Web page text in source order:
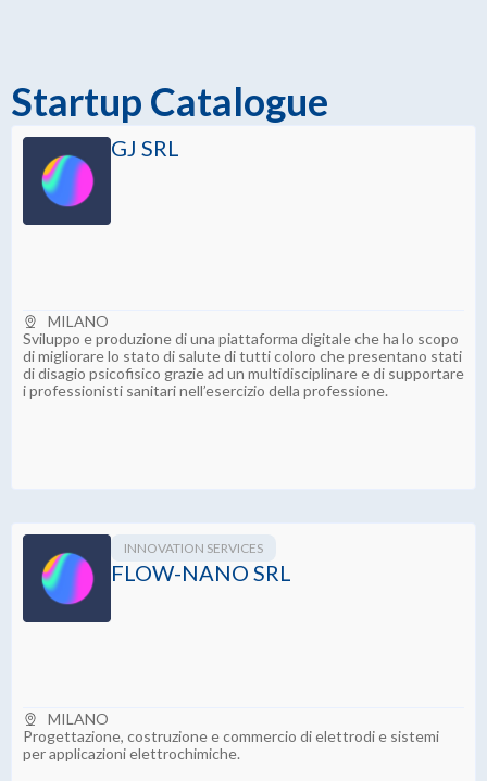
Startup Catalogue
GJ SRL
MILANO
Sviluppo e produzione di una piattaforma digitale che ha lo scopo
di migliorare lo stato di salute di tutti coloro che presentano stati
di disagio psicofisico grazie ad un multidisciplinare e di supportare
i professionisti sanitari nell’esercizio della professione.
INNOVATION SERVICES
FLOW-NANO SRL
MILANO
Progettazione, costruzione e commercio di elettrodi e sistemi
per applicazioni elettrochimiche.